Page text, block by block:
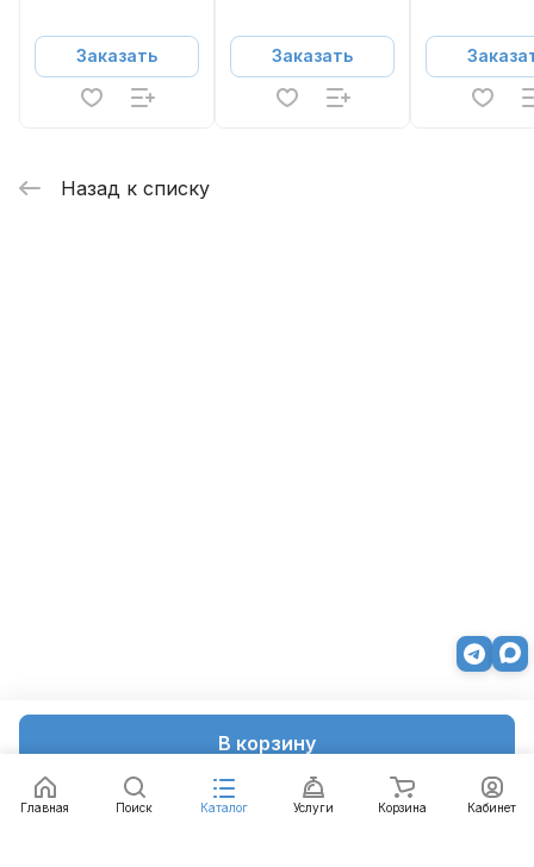
В корзину
Заказать Заказать
Назад к списку
Главная Поиск Каталог Услуги Корзина Кабинет